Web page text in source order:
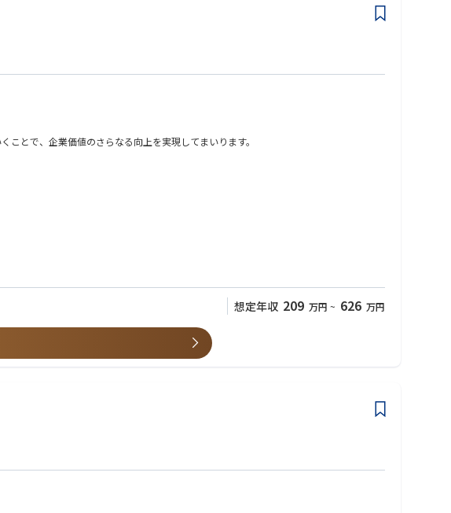
とで、企業価値のさらなる向上を実現してまいります。
想定年収 209 万円 ~ 626 万円